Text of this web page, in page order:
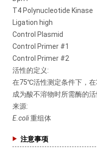
T4 Polynucleotide Kinase
Ligation high
Control Plasmid
Control Primer #1
Control Primer #2
活性的定义:
在75℃活性测定条件下，
成为酸不溶物时所需酶的活
来源:
E.coli重组体
注意事项